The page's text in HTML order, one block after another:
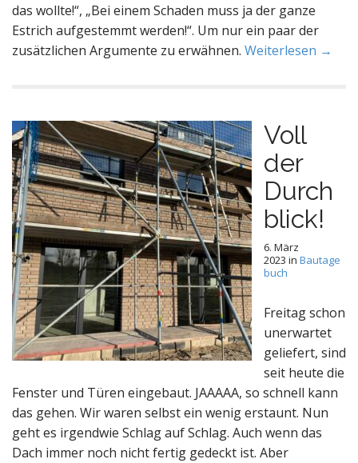
das wollte!“, „Bei einem Schaden muss ja der ganze
Estrich aufgestemmt werden!“. Um nur ein paar der
zusätzlichen Argumente zu erwähnen. Weiterlesen →
Voll
der
Durch
blick!
6. März
2023 in Bautage
buch
Freitag schon
unerwartet
geliefert, sind
seit heute die
Fenster und Türen eingebaut. JAAAAA, so schnell kann
das gehen. Wir waren selbst ein wenig erstaunt. Nun
geht es irgendwie Schlag auf Schlag. Auch wenn das
Dach immer noch nicht fertig gedeckt ist. Aber